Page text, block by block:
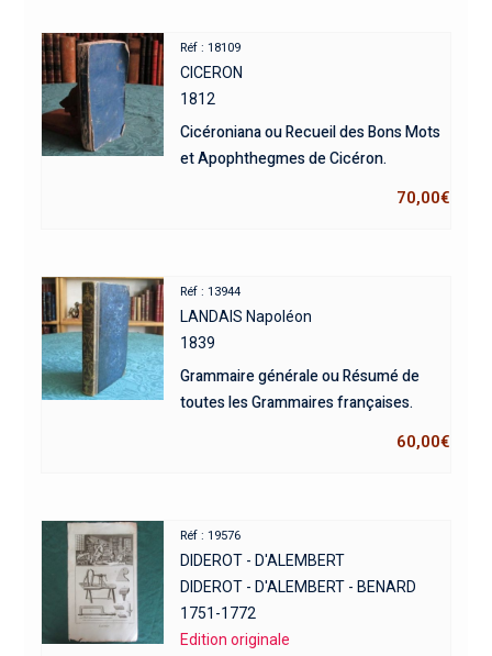
Réf : 18109
CICERON
1812
Cicéroniana ou Recueil des Bons Mots
et Apophthegmes de Cicéron.
70,00€
Réf : 13944
LANDAIS Napoléon
1839
Grammaire générale ou Résumé de
toutes les Grammaires françaises.
60,00€
Réf : 19576
DIDEROT - D'ALEMBERT
DIDEROT - D'ALEMBERT - BENARD
1751-1772
Edition originale